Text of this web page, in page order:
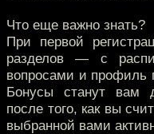
Что еще важно знать?
При первой
разделов — с
вопросами и профиль
Бонусы станут вам
после того, как вы
выбранной вами